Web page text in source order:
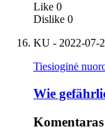
Like 0
Dislike 0
KU - 2022-07-
Tiesioginė
Wie
Komentaras